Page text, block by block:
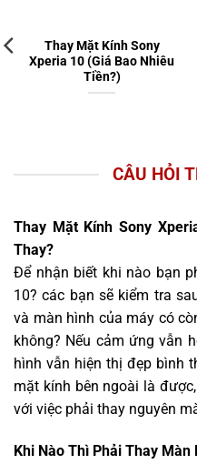
Thay Mặt Kính Sony
Xperia 10 (Giá Bao Nhiêu
Tiền?)
CÂU HỎI
Thay Mặt Kính Sony
Thay?
Để nhận biết khi nào bạn
10? các bạn sẽ kiểm tra
và màn hình của máy có
không? Nếu cảm ứng vẫn
hình vẫn hiện thị đẹp bình
mặt kính bên ngoài là
với việc phải thay nguyên
Khi Nào Thì Phải Thay Màn